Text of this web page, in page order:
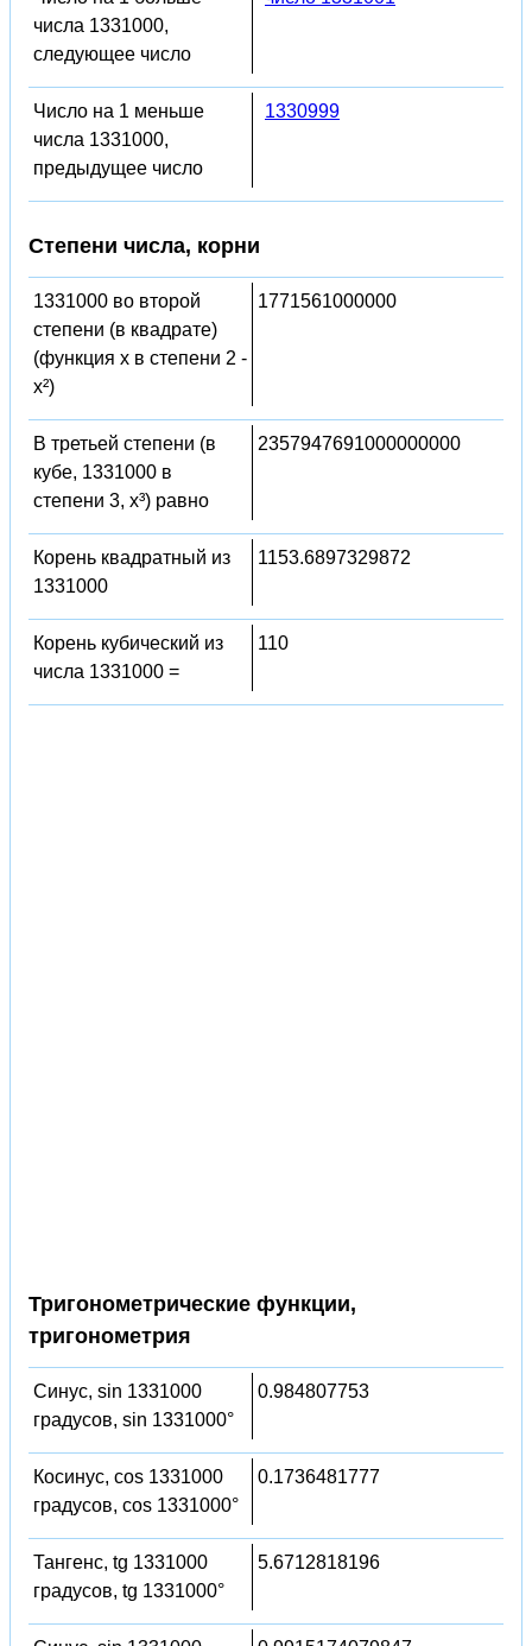
числа 1331000,
следующее число
Число на 1 меньше
числа 1331000,
предыдущее число
1330999
Степени числа, корни
1331000 во второй
степени (в квадрате)
(функция x в степени 2 -
x²)
1771561000000
В третьей степени (в
кубе, 1331000 в
степени 3, x³) равно
2357947691000000000
Корень квадратный из
1331000
1153.6897329872
Корень кубический из
числа 1331000 =
110
Тригонометрические функции,
тригонометрия
Синус, sin 1331000
градусов, sin 1331000°
0.984807753
Косинус, cos 1331000
градусов, cos 1331000°
0.1736481777
Тангенс, tg 1331000
градусов, tg 1331000°
5.6712818196